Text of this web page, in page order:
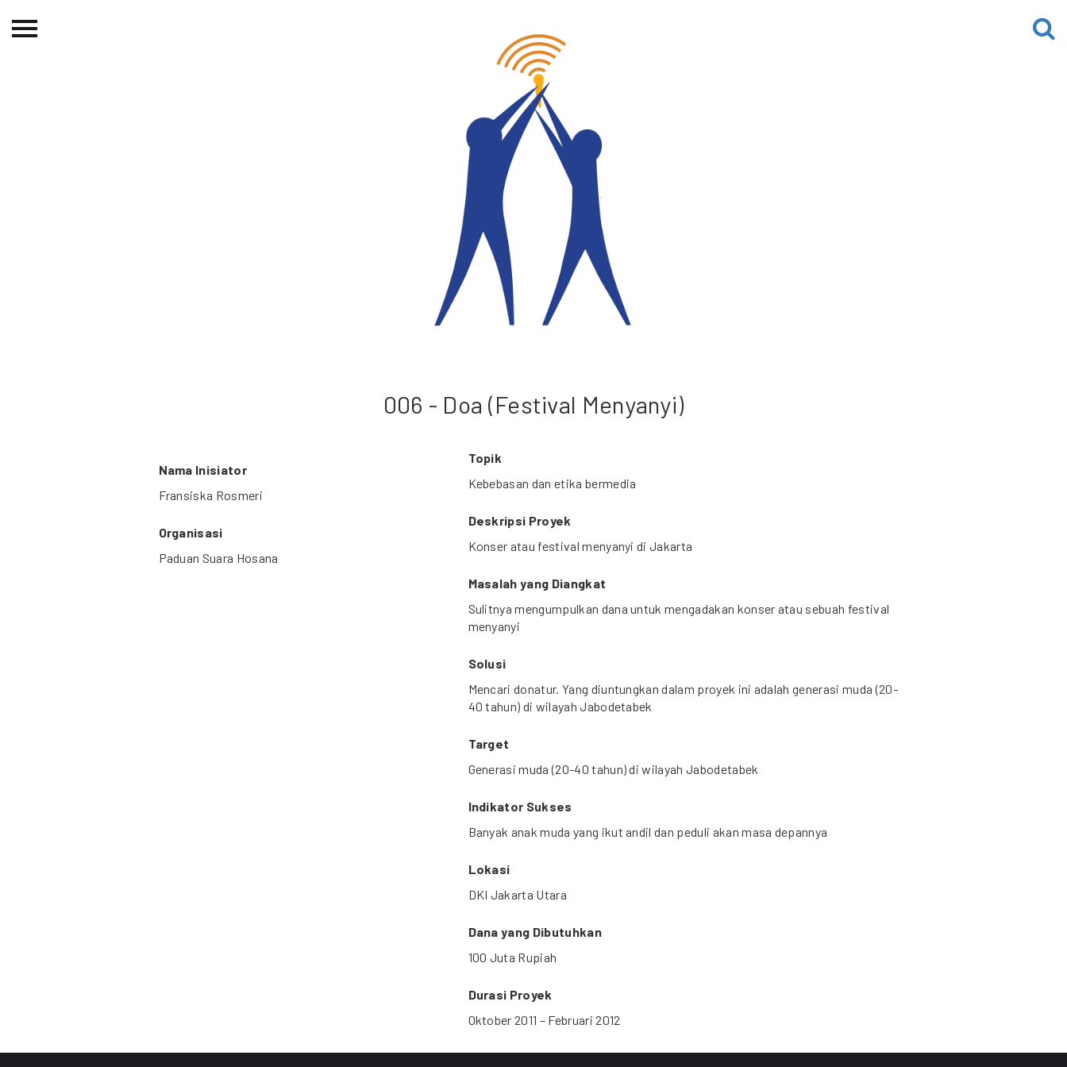
Beranda
006 - Doa (Festival Menyanyi)
Nama Inisiator
Fransiska Rosmeri
Organisasi
Paduan Suara Hosana
Topik
Kebebasan dan etika bermedia
Deskripsi Proyek
Konser atau festival menyanyi di Jakarta
Masalah yang Diangkat
Sulitnya mengumpulkan dana untuk mengadakan konser atau sebuah festival
menyanyi
Solusi
Mencari donatur. Yang diuntungkan dalam proyek ini adalah generasi muda (20-
40 tahun) di wilayah Jabodetabek
Target
Generasi muda (20-40 tahun) di wilayah Jabodetabek
Indikator Sukses
Banyak anak muda yang ikut andil dan peduli akan masa depannya
Lokasi
DKI Jakarta Utara
Dana yang Dibutuhkan
100 Juta Rupiah
Durasi Proyek
Oktober 2011 – Februari 2012